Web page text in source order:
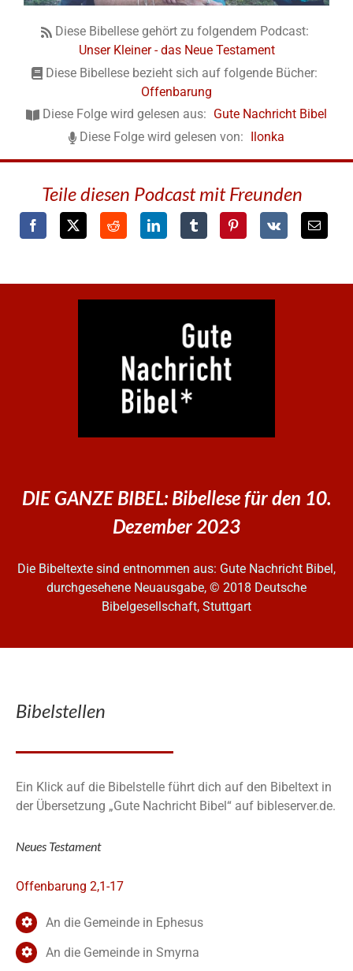
Diese Bibellese gehört zu folgendem Podcast:
Unser Kleiner - das Neue Testament
Diese Bibellese bezieht sich auf folgende Bücher:
Offenbarung
Diese Folge wird gelesen aus: Gute Nachricht Bibel
Diese Folge wird gelesen von:
Ilonka
Teile diesen Podcast mit Freunden
DIE GANZE BIBEL: Bibellese für den 10.
Dezember 2023
Die Bibeltexte sind entnommen aus: Gute Nachricht Bibel,
durchgesehene Neuausgabe, © 2018 Deutsche
Bibelgesellschaft, Stuttgart
Bibelstellen
Ein Klick auf die Bibelstelle führt dich auf den Bibeltext in
der Übersetzung „Gute Nachricht Bibel“ auf bibleserver.de.
Neues Testament
Offenbarung 2,1-17
An die Gemeinde in Ephesus
An die Gemeinde in Smyrna